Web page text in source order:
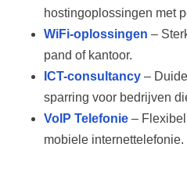
hostingoplossingen met
WiFi-oplossingen –
pand of kantoor.
ICT-consultancy –
sparring voor bedrijven
VoIP Telefonie –
mobiele internettelefonie.